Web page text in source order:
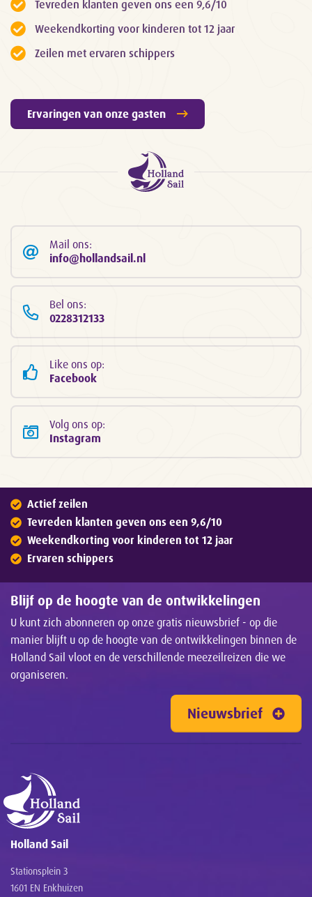
Tevreden klanten geven ons een 9,6/10
Weekendkorting voor kinderen tot 12 jaar
Zeilen met ervaren schippers
Ervaringen van onze gasten
Mail ons:
info@hollandsail.nl
Bel ons:
0228312133
Like ons op:
Facebook
Volg ons op:
Instagram
Actief zeilen
Tevreden klanten geven ons een 9,6/10
Weekendkorting voor kinderen tot 12 jaar
Ervaren schippers
Blijf op de hoogte van de ontwikkelingen
U kunt zich abonneren op onze gratis nieuwsbrief - op die
manier blijft u op de hoogte van de ontwikkelingen binnen de
Holland Sail vloot en de verschillende meezeilreizen die we
organiseren.
Nieuwsbrief
Holland Sail
Stationsplein 3
1601 EN Enkhuizen